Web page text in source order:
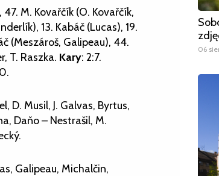
M. Kovařčík (O. Kovařčík,
13. Kabáč (Lucas), 19.
(Meszároš, Galipeau), 44.
T. Raszka. Kary: 2:7.
D. Musil, J. Galvas, Byrtus,
Daňo – Nestrašil, M.
Galipeau, Michalčin,
06